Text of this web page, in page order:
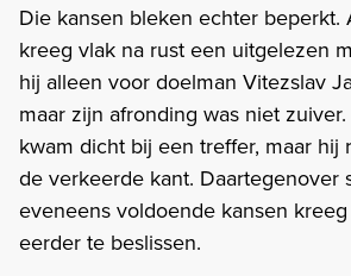
Die kansen bleken echter beperkt.
kreeg vlak na rust een uitgelezen
hij alleen voor doelman Vitezslav
maar zijn afronding was niet
kwam dicht bij een treffer, maar hij
de verkeerde kant. Daartegenover
eveneens voldoende kansen
eerder te beslissen.